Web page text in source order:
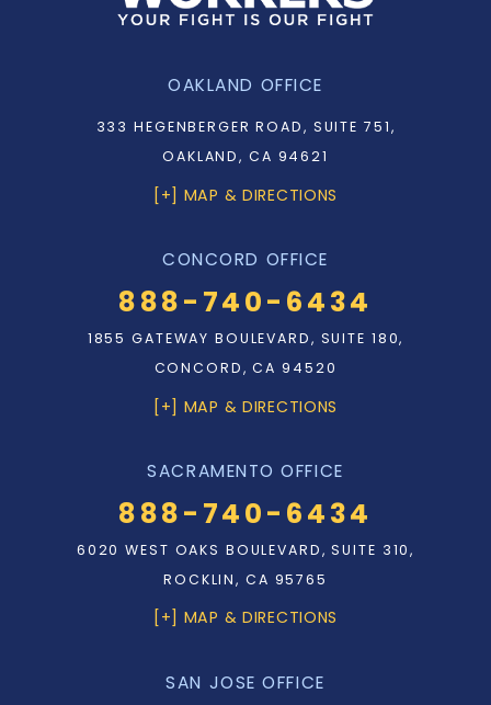
OAKLAND OFFICE
333 HEGENBERGER ROAD, SUITE 751,
OAKLAND, CA 94621
[+] MAP & DIRECTIONS
CONCORD OFFICE
888-740-6434
1855 GATEWAY BOULEVARD, SUITE 180,
CONCORD, CA 94520
[+] MAP & DIRECTIONS
SACRAMENTO OFFICE
888-740-6434
6020 WEST OAKS BOULEVARD, SUITE 310,
ROCKLIN, CA 95765
[+] MAP & DIRECTIONS
SAN JOSE OFFICE